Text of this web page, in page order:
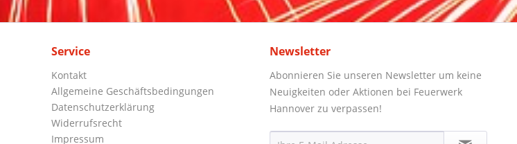
Service
Kontakt
Allgemeine Geschäftsbedingungen
Datenschutzerklärung
Widerrufsrecht
Impressum
Newsletter
Abonnieren Sie unseren Newsletter um keine
Neuigkeiten oder Aktionen bei Feuerwerk
Hannover zu verpassen!